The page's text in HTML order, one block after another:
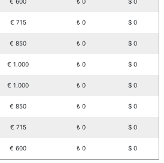
€ 715 ₺ 0 $ 0
€ 850 ₺ 0 $ 0
€ 1.000 ₺ 0 $ 0
€ 1.000 ₺ 0 $ 0
€ 850 ₺ 0 $ 0
€ 715 ₺ 0 $ 0
€ 600 ₺ 0 $ 0